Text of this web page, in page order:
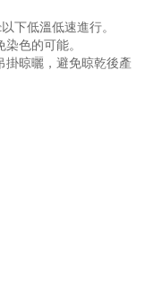
下低溫低速進行。
色的可能。
掛晾曬，避免晾乾後產